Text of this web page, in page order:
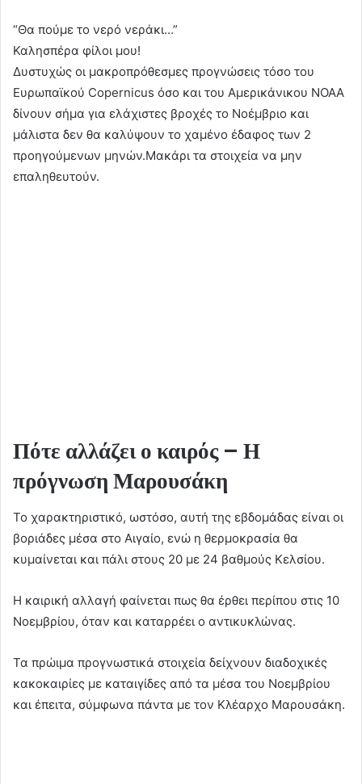
“Θα πούμε το νερό νεράκι…”
Καλησπέρα φίλοι μου!
Δυστυχώς οι μακροπρόθεσμες προγνώσεις τόσο του
Ευρωπαϊκού Copernicus όσο και του Αμερικάνικου NOAA
δίνουν σήμα για ελάχιστες βροχές το Νοέμβριο και
μάλιστα δεν θα καλύψουν το χαμένο έδαφος των 2
προηγούμενων μηνών.Mακάρι τα στοιχεία να μην
επαληθευτούν.
Πότε αλλάζει ο καιρός – Η
πρόγνωση Μαρουσάκη
Το χαρακτηριστικό, ωστόσο, αυτή της εβδομάδας είναι οι
βοριάδες μέσα στο Αιγαίο, ενώ η θερμοκρασία θα
κυμαίνεται και πάλι στους 20 με 24 βαθμούς Κελσίου.
Η καιρική αλλαγή φαίνεται πως θα έρθει περίπου στις 10
Νοεμβρίου, όταν και καταρρέει ο αντικυκλώνας.
Τα πρώιμα προγνωστικά στοιχεία δείχνουν διαδοχικές
κακοκαιρίες με καταιγίδες από τα μέσα του Νοεμβρίου
και έπειτα, σύμφωνα πάντα με τον Κλέαρχο Μαρουσάκη.